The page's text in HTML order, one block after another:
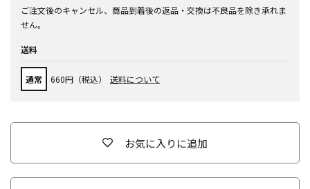
ご注文後のキャンセル、商品到着後の返品・交換は不良品を除き承れま
せん。
送料
通常 660円（税込） 送料について
お気に入りに追加